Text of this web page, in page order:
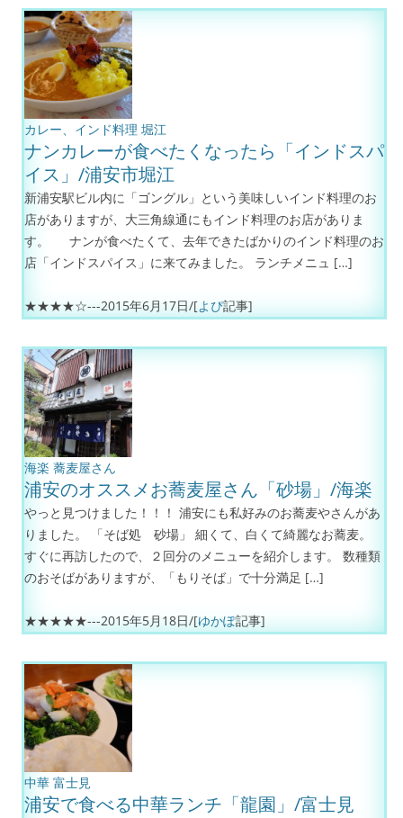
カレー、インド料理 堀江
ナンカレーが食べたくなったら「インドスパ
イス」/浦安市堀江
新浦安駅ビル内に「ゴングル」という美味しいインド料理のお
店がありますが、大三角線通にもインド料理のお店がありま
す。 ナンが食べたくて、去年できたばかりのインド料理のお
店「インドスパイス」に来てみました。 ランチメニュ […]
★★★★☆---2015年6月17日/[よぴ記事]
海楽 蕎麦屋さん
浦安のオススメお蕎麦屋さん「砂場」/海楽
やっと見つけました！！！ 浦安にも私好みのお蕎麦やさんがあ
りました。 「そば処 砂場」 細くて、白くて綺麗なお蕎麦。
すぐに再訪したので、２回分のメニューを紹介します。 数種類
のおそばがありますが、「もりそば」で十分満足 […]
★★★★★---2015年5月18日/[ゆかぽ記事]
中華 富士見
浦安で食べる中華ランチ「龍園」/富士見